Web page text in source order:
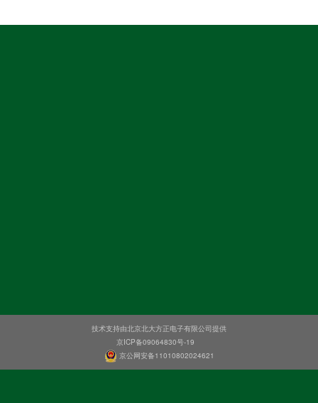
技术支持由北京北大方正电子有限公司提供
京ICP备09064830号-19
京公网安备11010802024621